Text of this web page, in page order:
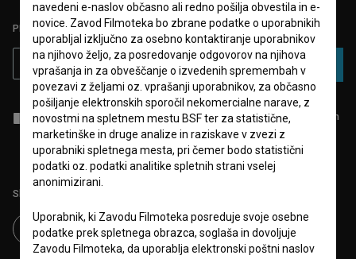
PRIJAVITE SE NA BSF NOVIČNIK:
PRIJAVA
Sprejemamsplošne pogojein dajemsoglasjeza zbiranje, hrambo in
obdelavo osebnih podatkov.
Sledite nam na:
navedeni e-naslov občasno ali redno pošilja obvestila in e-
novice. Zavod Filmoteka bo zbrane podatke o uporabnikih
uporabljal izključno za osebno kontaktiranje uporabnikov
na njihovo željo, za posredovanje odgovorov na njihova
vprašanja in za obveščanje o izvedenih spremembah v
povezavi z željami oz. vprašanji uporabnikov, za občasno
pošiljanje elektronskih sporočil nekomercialne narave, z
novostmi na spletnem mestu BSF ter za statistične,
marketinške in druge analize in raziskave v zvezi z
uporabniki spletnega mesta, pri čemer bodo statistični
podatki oz. podatki analitike spletnih strani vselej
anonimizirani.
Uporabnik, ki Zavodu Filmoteka posreduje svoje osebne
podatke prek spletnega obrazca, soglaša in dovoljuje
Zavodu Filmoteka, da uporablja elektronski poštni naslov